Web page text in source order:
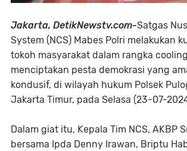
Jakarta, DetikNewstv.com-Satgas
System (NCS) Mabes Polri melakukan
tokoh masyarakat dalam rangka
menciptakan pesta demokrasi yang
kondusif, di wilayah hukum Polsek
Jakarta Timur, pada Selasa (23-07-
Dalam giat itu, Kepala Tim NCS, AKBP
bersama Ipda Denny Irawan, Briptu